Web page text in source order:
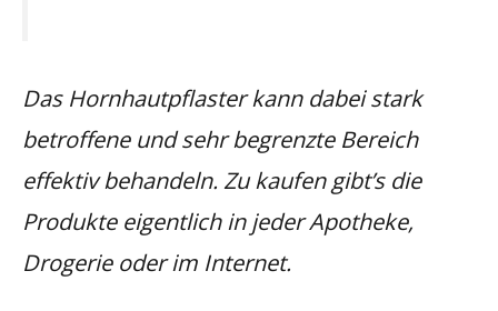
Das Hornhautpflaster kann dabei stark
betroffene und sehr begrenzte Bereich
effektiv behandeln. Zu kaufen gibt’s die
Produkte eigentlich in jeder Apotheke,
Drogerie oder im Internet.